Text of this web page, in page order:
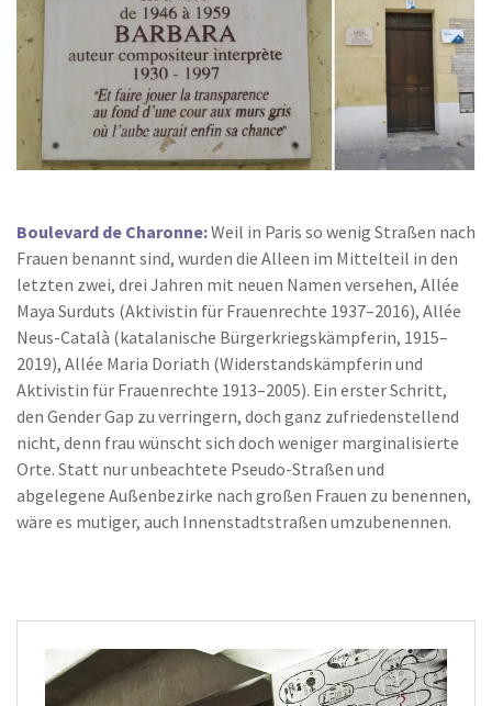
Boulevard de Charonne:Weil in Paris so wenig Straßen nach
Frauen benannt sind, wurden die Alleen im Mittelteil in den
letzten zwei, drei Jahren mit neuen Namen versehen, Allée
Maya Surduts (Aktivistin für Frauenrechte 1937–2016), Allée
Neus-Català (katalanische Bürgerkriegskämpferin, 1915–
2019), Allée Maria Doriath (Widerstandskämpferin und
Aktivistin für Frauenrechte 1913–2005). Ein erster Schritt,
den Gender Gap zu verringern, doch ganz zufriedenstellend
nicht, denn frau wünscht sich doch weniger marginalisierte
Orte. Statt nur unbeachtete Pseudo-Straßen und
abgelegene Außenbezirke nach großen Frauen zu benennen,
wäre es mutiger, auch Innenstadtstraßen umzubenennen.